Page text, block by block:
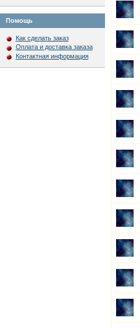
Помощь
Как сделать заказ
Оплата и доставка заказа
Контактная информация